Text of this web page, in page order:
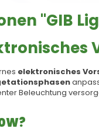
"GIB
elektronisches
Beleuchtung